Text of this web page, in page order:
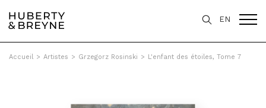
EN
Accueil > Artistes > Grzegorz Rosinski > L'enfant des étoiles, Tome 7